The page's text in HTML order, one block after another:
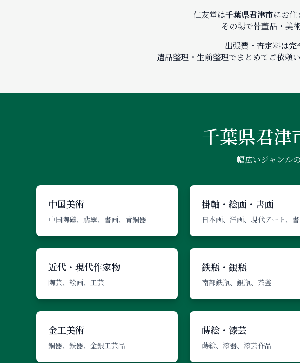
仁友堂は千葉県君津市にお
その場で骨董品・美
出張費・査定料は完
遺品整理・生前整理でまとめてご依頼
千葉県君津
幅広いジャンル
中国美術
中国陶磁、翡翠、書画、青銅器
掛軸・絵画・書画
日本画、洋画、現代アート、書
近代・現代作家物
陶芸、絵画、工芸
鉄瓶・銀瓶
南部鉄瓶、銀瓶、茶釜
金工美術
銅器、鉄器、金銀工芸品
蒔絵・漆芸
蒔絵、漆器、漆芸作品